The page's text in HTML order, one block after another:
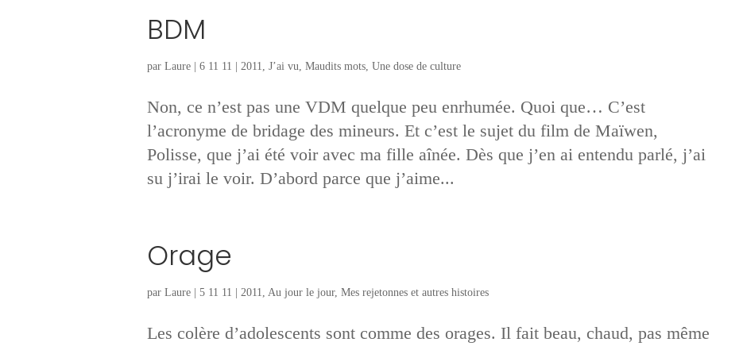
BDM
par Laure| 6 11 11 2011, J’ai vu, Maudits mots, Une dose de culture
Non, ce n’est pas une VDM quelque peu enrhumée. Quoi que… C’est
l’acronyme de bridage des mineurs. Et c’est le sujet du film de Maïwen,
Polisse, que j’ai été voir avec ma fille aînée. Dès que j’en ai entendu parlé, j’ai
su j’irai le voir. D’abord parce que j’aime...
Orage
par Laure| 5 11 11 2011, Au jour le jour, Mes rejetonnes et autres histoires
Les colère d’adolescents sont comme des orages. Il fait beau, chaud, pas même